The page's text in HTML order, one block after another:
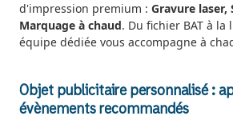
d'impression premium : Gravure laser,
Marquage à chaud. Du fichier BAT à
équipe dédiée vous accompagne à
Objet publicitaire personnalisé :
évènements recommandés